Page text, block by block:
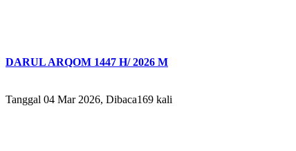
DARUL ARQOM 1447 H/ 2026 M
Tanggal 04 Mar 2026, Dibaca169 kali